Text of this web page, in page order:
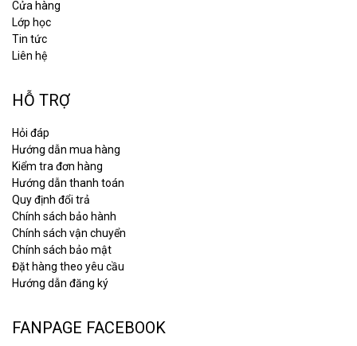
Cửa hàng
Lớp học
Tin tức
Liên hệ
HỖ TRỢ
Hỏi đáp
Hướng dẫn mua hàng
Kiểm tra đơn hàng
Hướng dẫn thanh toán
Quy định đổi trả
Chính sách bảo hành
Chính sách vận chuyển
Chính sách bảo mật
Đặt hàng theo yêu cầu
Hướng dẫn đăng ký
FANPAGE FACEBOOK